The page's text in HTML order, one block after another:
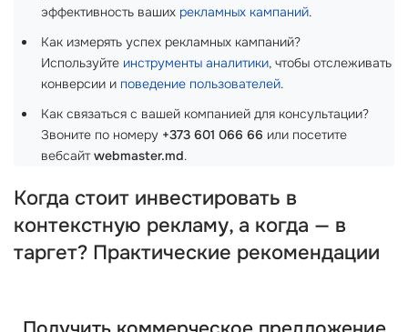
эффективность ваших рекламных кампаний.
Как измерять успех рекламных кампаний?
Используйте инструменты аналитики, чтобы отслеживать
конверсии и поведение пользователей.
Как связаться с вашей компанией для консультации?
Звоните по номеру +373 601 066 66 или посетите
вебсайтwebmaster.md.
Когда стоит инвестировать в
контекстную рекламу, а когда — в
таргет? Практические рекомендации